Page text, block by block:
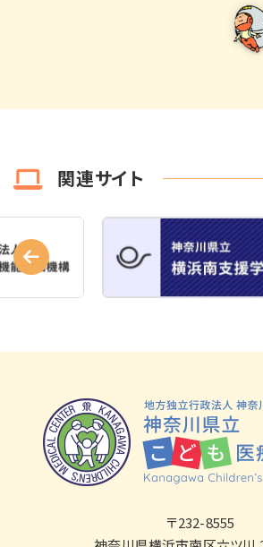
関連サイト
〒232-8555